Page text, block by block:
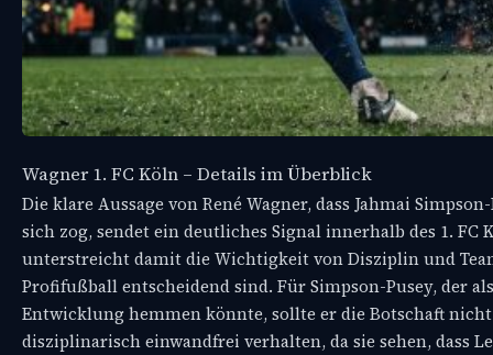
Wagner 1. FC Köln – Details im Überblick
Die klare Aussage von René Wagner, dass Jahmai
sich zog, sendet ein deutliches Signal innerhalb des 1.
unterstreicht damit die Wichtigkeit von Disziplin und
Profifußball entscheidend sind. Für Simpson-Pusey, der
Entwicklung hemmen könnte, sollte er die Botschaft
disziplinarisch einwandfrei verhalten, da sie sehen, dass